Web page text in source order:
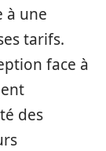
à une
tarifs.
face à
des